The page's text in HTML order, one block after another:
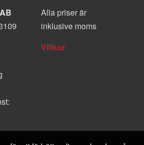
Alla priser är
inklusive moms
Villkor